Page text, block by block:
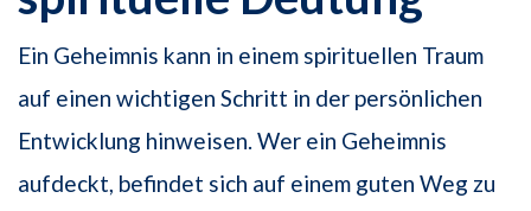
Ein Geheimnis kann in einem spirituellen Traum
auf einen wichtigen Schritt in der persönlichen
Entwicklung hinweisen. Wer ein Geheimnis
aufdeckt, befindet sich auf einem guten Weg zu